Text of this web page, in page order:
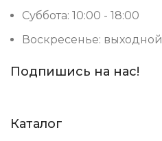
Суббота: 10:00 - 18:00
Воскресенье: выходной
Подпишись на нас!
Каталог